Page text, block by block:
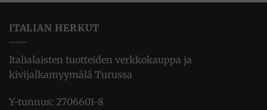
ITALIAN HERKUT
Italialaisten tuotteiden verkkokauppa ja
kivijalkamyymälä Turussa
Y-tunnus: 2706601-8